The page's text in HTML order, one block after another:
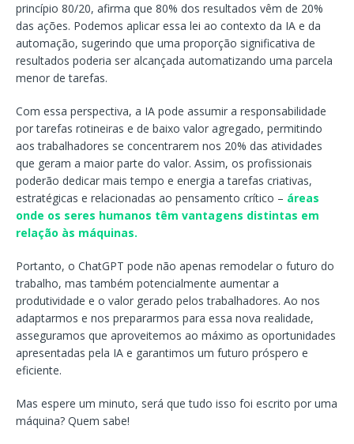
princípio 80/20, afirma que 80% dos resultados vêm de 20%
das ações. Podemos aplicar essa lei ao contexto da IA e da
automação, sugerindo que uma proporção significativa de
resultados poderia ser alcançada automatizando uma parcela
menor de tarefas.
Com essa perspectiva, a IA pode assumir a responsabilidade
por tarefas rotineiras e de baixo valor agregado, permitindo
aos trabalhadores se concentrarem nos 20% das atividades
que geram a maior parte do valor. Assim, os profissionais
poderão dedicar mais tempo e energia a tarefas criativas,
estratégicas e relacionadas ao pensamento crítico – áreas
onde os seres humanos têm vantagens distintas em
relação às máquinas.
Portanto, o ChatGPT pode não apenas remodelar o futuro do
trabalho, mas também potencialmente aumentar a
produtividade e o valor gerado pelos trabalhadores. Ao nos
adaptarmos e nos prepararmos para essa nova realidade,
asseguramos que aproveitemos ao máximo as oportunidades
apresentadas pela IA e garantimos um futuro próspero e
eficiente.
Mas espere um minuto, será que tudo isso foi escrito por uma
máquina? Quem sabe!